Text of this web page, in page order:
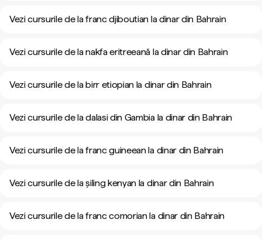
Vezi cursurile de la franc djiboutian la dinar din Bahrain
Vezi cursurile de la nakfa eritreeană la dinar din Bahrain
Vezi cursurile de la birr etiopian la dinar din Bahrain
Vezi cursurile de la dalasi din Gambia la dinar din Bahrain
Vezi cursurile de la franc guineean la dinar din Bahrain
Vezi cursurile de la șiling kenyan la dinar din Bahrain
Vezi cursurile de la franc comorian la dinar din Bahrain